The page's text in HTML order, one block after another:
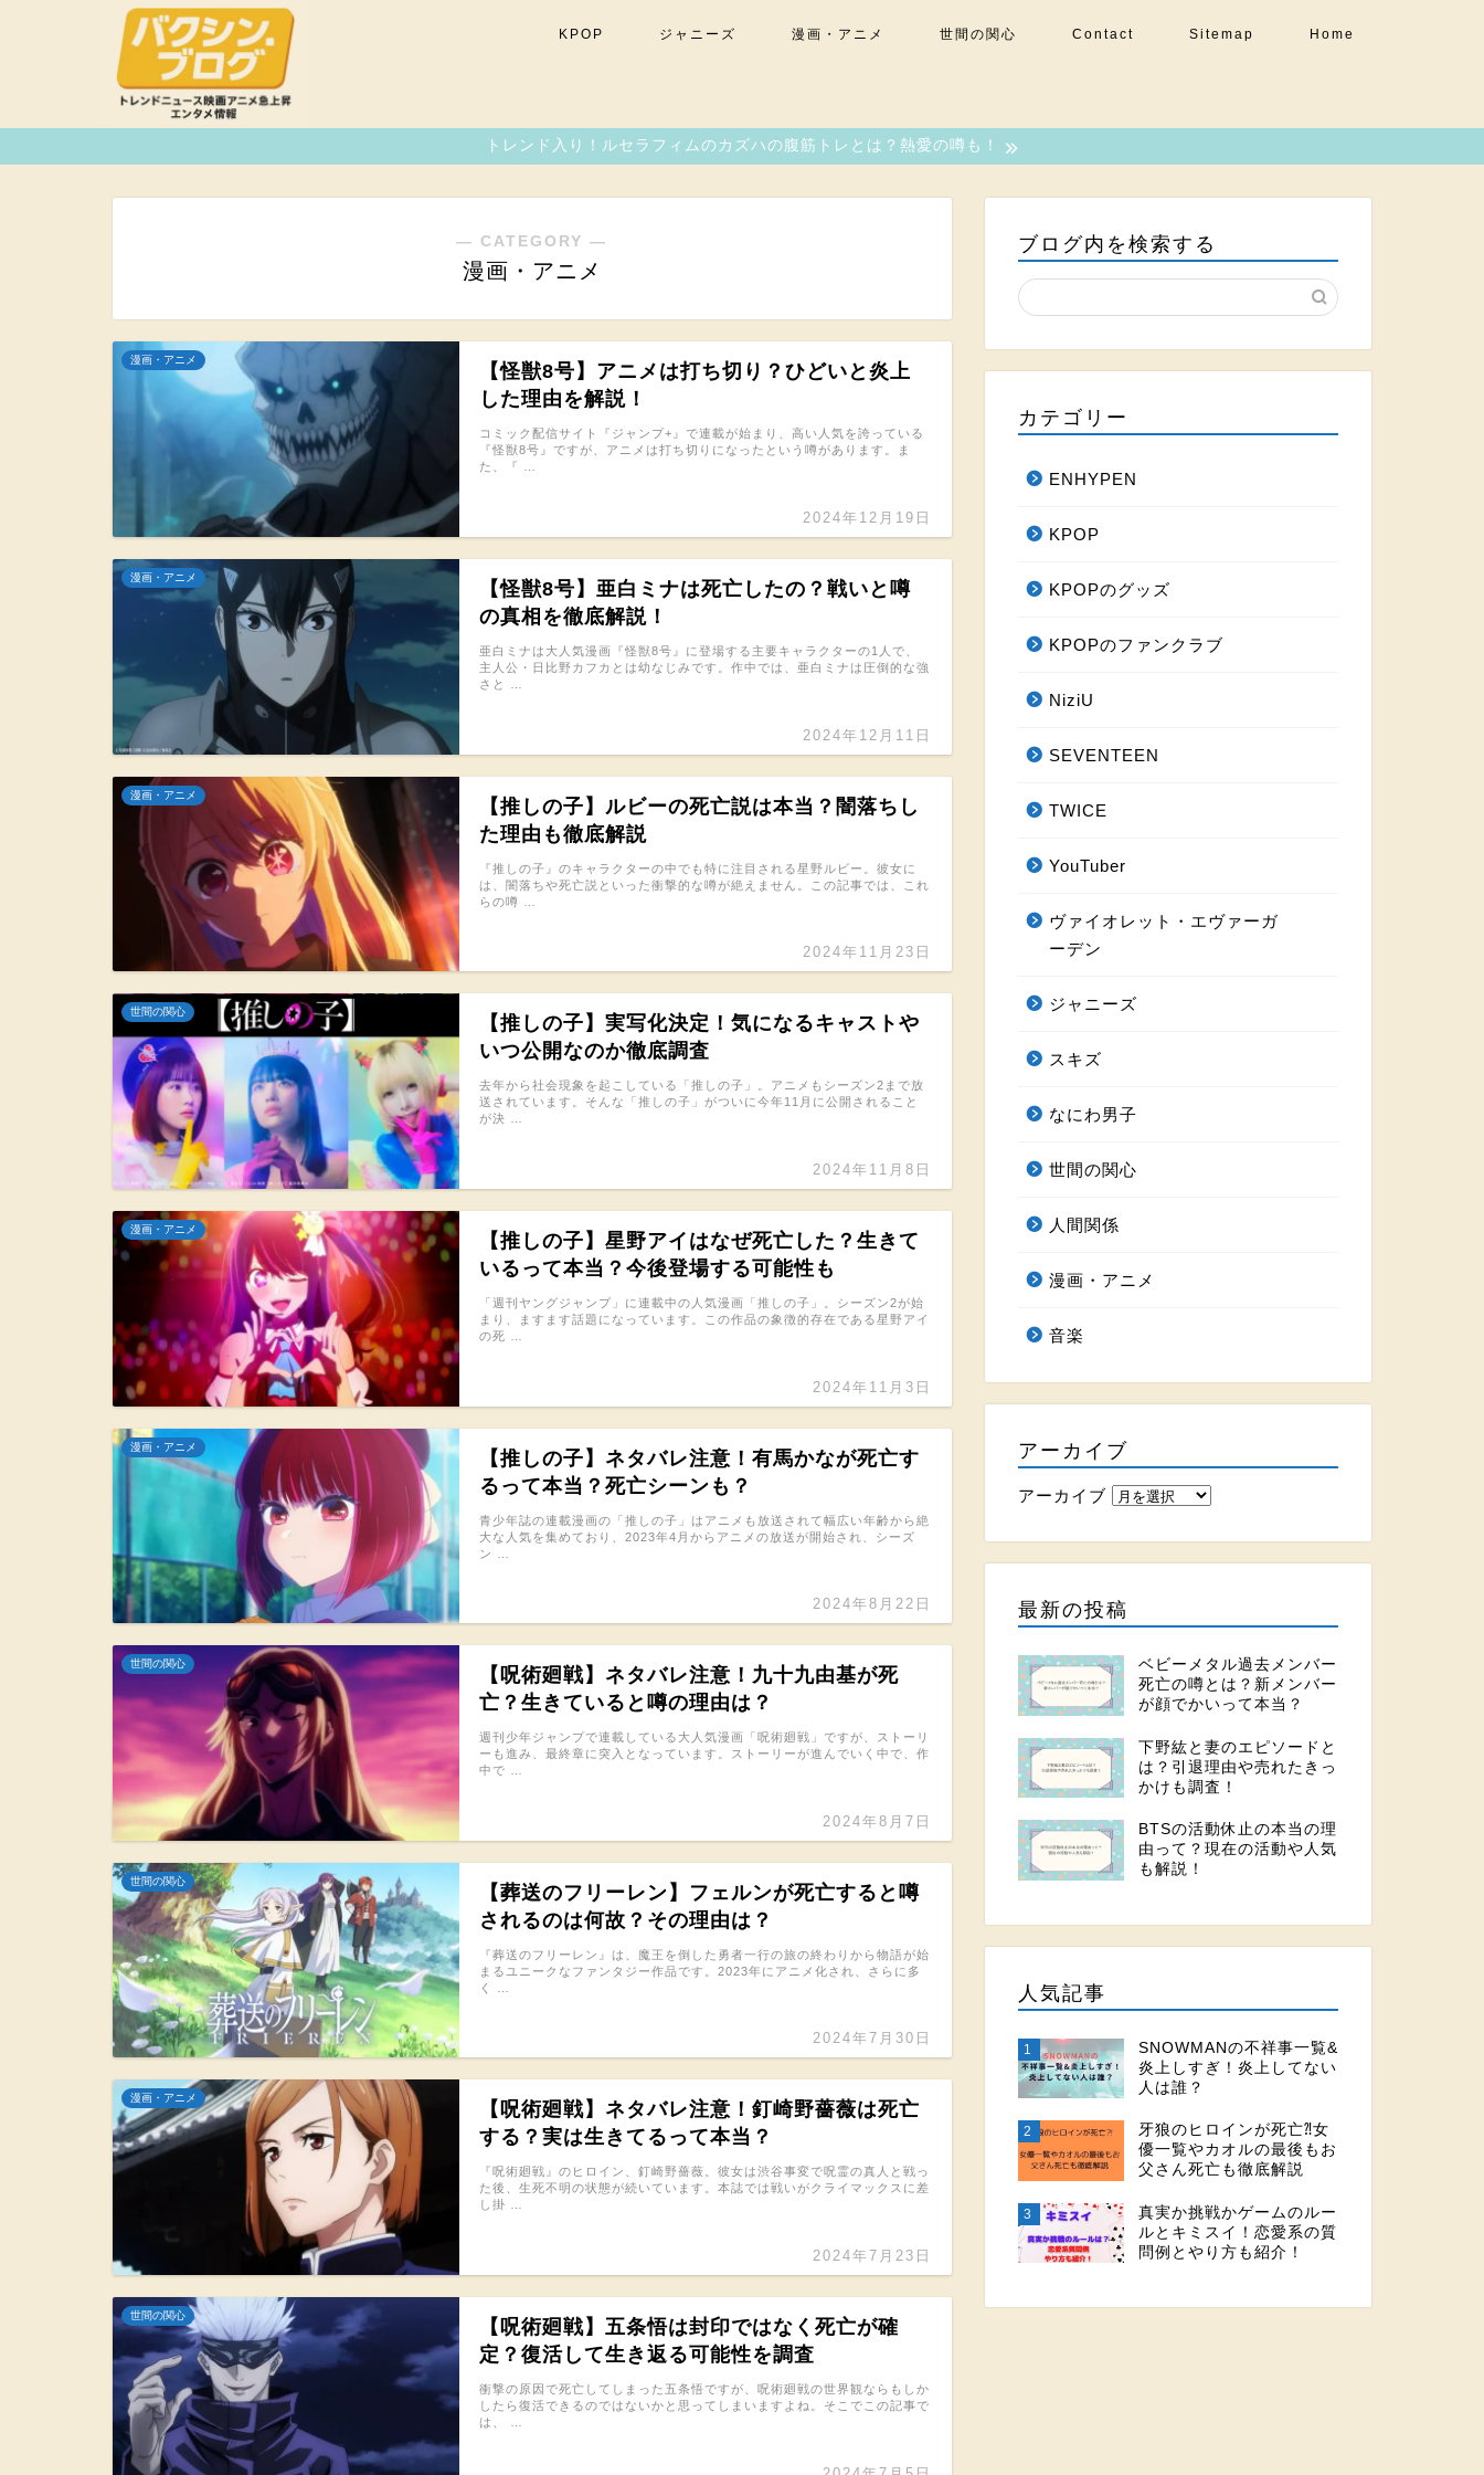
KPOP ジャニーズ 漫画・アニメ 世間の関心 Contact Sitemap Home
トレンド入り！ルセラフィムのカズハの腹筋トレとは？熱愛の噂も！
― CATEGORY ―
漫画・アニメ
漫画・アニメ
【怪獣8号】アニメは打ち切り？ひどいと炎上
した理由を解説！
2024年12月19日
コミック配信サイト『ジャンプ+』で連載が始まり、高い人気を誇っている
『怪獣8号』ですが、アニメは打ち切りになったという噂があります。ま
た、『 …
漫画・アニメ
【怪獣8号】亜白ミナは死亡したの？戦いと噂
の真相を徹底解説！
2024年12月11日
亜白ミナは大人気漫画『怪獣8号』に登場する主要キャラクターの1人で、
主人公・日比野カフカとは幼なじみです。作中では、亜白ミナは圧倒的な強
さと …
漫画・アニメ
【推しの子】ルビーの死亡説は本当？闇落ちし
た理由も徹底解説
2024年11月23日
『推しの子』のキャラクターの中でも特に注目される星野ルビー。彼女に
は、闇落ちや死亡説といった衝撃的な噂が絶えません。この記事では、これ
らの噂 …
世間の関心
【推しの子】実写化決定！気になるキャストや
いつ公開なのか徹底調査
2024年11月8日
去年から社会現象を起こしている「推しの子」。アニメもシーズン2まで放
送されています。そんな「推しの子」がついに今年11月に公開されること
が決 …
漫画・アニメ
【推しの子】星野アイはなぜ死亡した？生きて
いるって本当？今後登場する可能性も
2024年11月3日
「週刊ヤングジャンプ」に連載中の人気漫画「推しの子」。シーズン2が始
まり、ますます話題になっています。この作品の象徴的存在である星野アイ
の死 …
漫画・アニメ
【推しの子】ネタバレ注意！有馬かなが死亡す
るって本当？死亡シーンも？
2024年8月22日
青少年誌の連載漫画の「推しの子」はアニメも放送されて幅広い年齢から絶
大な人気を集めており、2023年4月からアニメの放送が開始され、シーズ
ン …
世間の関心
【呪術廻戦】ネタバレ注意！九十九由基が死
亡？生きていると噂の理由は？
2024年8月7日
週刊少年ジャンプで連載している大人気漫画「呪術廻戦」ですが、ストーリ
ーも進み、最終章に突入となっています。ストーリーが進んでいく中で、作
中で …
世間の関心
【葬送のフリーレン】フェルンが死亡すると噂
されるのは何故？その理由は？
2024年7月30日
『葬送のフリーレン』は、魔王を倒した勇者一行の旅の終わりから物語が始
まるユニークなファンタジー作品です。2023年にアニメ化され、さらに多
く …
漫画・アニメ
【呪術廻戦】ネタバレ注意！釘崎野薔薇は死亡
する？実は生きてるって本当？
2024年7月23日
『呪術廻戦』のヒロイン、釘崎野薔薇。彼女は渋谷事変で呪霊の真人と戦っ
た後、生死不明の状態が続いています。本誌では戦いがクライマックスに差
し掛 …
世間の関心
【呪術廻戦】五条悟は封印ではなく死亡が確
定？復活して生き返る可能性を調査
衝撃の原因で死亡してしまった五条悟ですが、呪術廻戦の世界観ならもしか
したら復活できるのではないかと思ってしまいますよね。そこでこの記事で
は、 …
ブログ内を検索する
カテゴリー
ENHYPEN
KPOP
KPOPのグッズ
KPOPのファンクラブ
NiziU
SEVENTEEN
TWICE
YouTuber
ヴァイオレット・エヴァーガ
ーデン
ジャニーズ
スキズ
なにわ男子
世間の関心
人間関係
漫画・アニメ
音楽
アーカイブ
アーカイブ
最新の投稿
ベビーメタル過去メンバー
死亡の噂とは？新メンバー
が顔でかいって本当？
下野紘と妻のエピソードと
は？引退理由や売れたきっ
かけも調査！
BTSの活動休止の本当の理
由って？現在の活動や人気
も解説！
人気記事
1
SNOWMANの不祥事一覧&
炎上しすぎ！炎上してない
人は誰？
2
牙狼のヒロインが死亡⁈女
優一覧やカオルの最後もお
父さん死亡も徹底解説
3
真実か挑戦かゲームのルー
ルとキミスイ！恋愛系の質
問例とやり方も紹介！